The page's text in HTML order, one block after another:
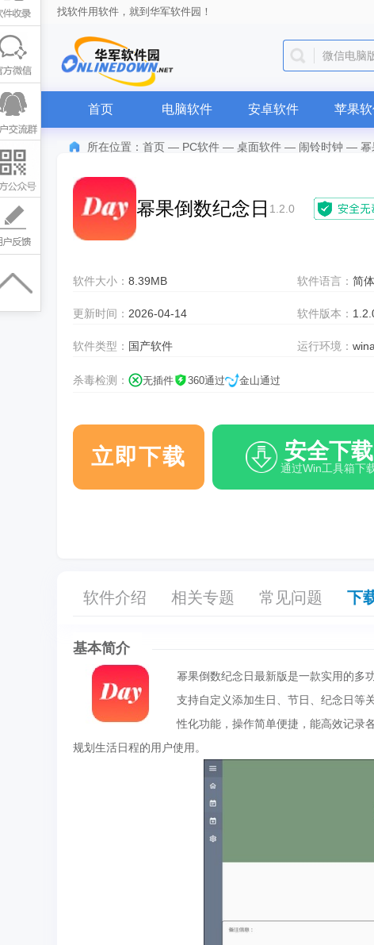
找软件用软件，就到华军软件园！
微信电脑
首页 电脑软件 安卓软件 苹果
所在位置： 首页 — PC软件 — 桌面软件 — 闹铃时钟 — 幂
幂果倒数纪念日 1.2.0
软件大小： 8.39MB 软件语言：简
更新时间： 2026-04-14 软件版本：
软件类型： 国产软件 运行环境：
杀毒检测： 无插件 360通过 金山通过
立即下载 安全下载
通过Win工具箱下
软件介绍 相关专题 常见问题 下
基本简介
幂果倒数纪念日最新版是一款实用的多
支持自定义添加生日、节日、纪念日等
性化功能，操作简单便捷，能高效记录
规划生活日程的用户使用。